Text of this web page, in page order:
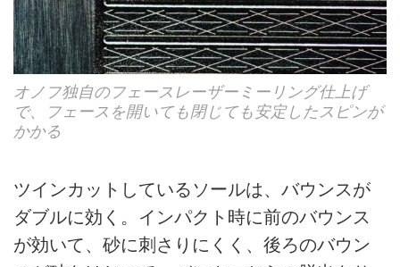
オノフ独自のフェースレーザーミーリング仕上げ
で、フェースを開いても閉じても安定したスピンが
かかる
ツインカットしているソールは、バウンスが
ダブルに効く。インパクト時に前のバウンス
が効いて、砂に刺さりにくく、後ろのバウン